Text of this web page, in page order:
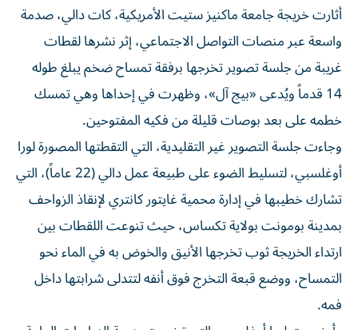
أثارت خريجة جامعة ماكنيز ستيت الأمريكية، كات دالي، صدمة
واسعة عبر منصات التواصل الاجتماعي، إثر نشرها لقطات
غريبة من جلسة تصوير تخرجها برفقة تمساح ضخم يبلغ طوله
14 قدماً ويُدعى «بيج آل»، وظهرت في إحداها وهي تمسك
خطمه على بعد بوصات قليلة من فكيه المفتوحين.
وجاءت جلسة التصوير غير التقليدية، التي التقطتها المصورة لورا
أوغلسبي، لتسليط الضوء على طبيعة عمل دالي (22 عاماً)، التي
تشارك خطيبها في إدارة محمية غايتور كانتري لإنقاذ الزواحف
بمدينة بومونت بولاية تكساس، حيث تنوعت اللقطات بين
ارتداء الخريجة ثوب تخرجها الأنيق والخوض به في الماء نحو
التمساح، ووضع قبعة التخرج فوق أنفه لتتدلى شرابتها داخل
فمه.